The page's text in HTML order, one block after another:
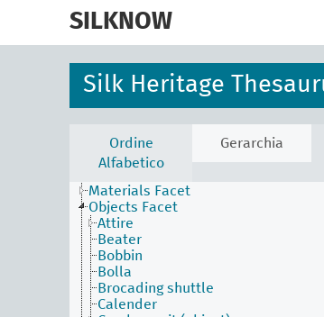
SILKNOW
Silk Heritage
Ordine
Alfabetico
Gerarchia
Activities Facet
Agents Facet
Materials Facet
Objects Facet
Attire
Beater
Bobbin
Bolla
Brocading shuttle
Calender